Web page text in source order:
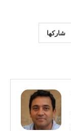
شاركها